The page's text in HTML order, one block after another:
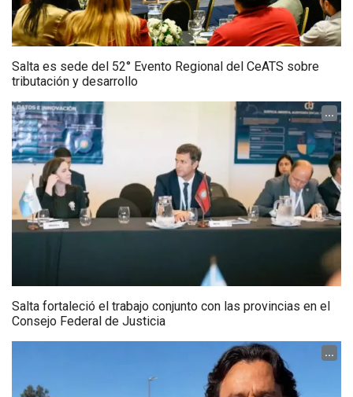
Salta es sede del 52° Evento Regional del CeATS sobre
tributación y desarrollo
...
Salta fortaleció el trabajo conjunto con las provincias en el
Consejo Federal de Justicia
...